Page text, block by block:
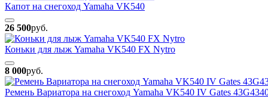
Капот на снегоход Yamaha VK540
26 500руб.
Коньки для лыж Yamaha VK540 FX Nytro
8 000руб.
Ремень Вариатора на снегоход Yamaha VK540 IV Gates